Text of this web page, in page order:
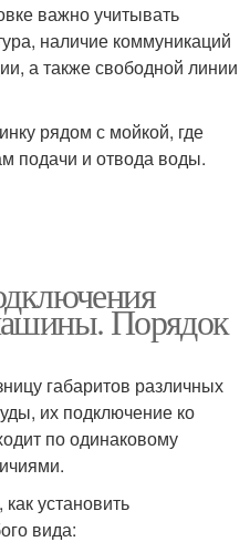
важно учитывать
наличие коммуникаций
а также свободной линии
рядом с мойкой, где
подачи и отвода воды.
Порядок
габаритов различных
их подключение ко
по одинаковому
установить
вида: